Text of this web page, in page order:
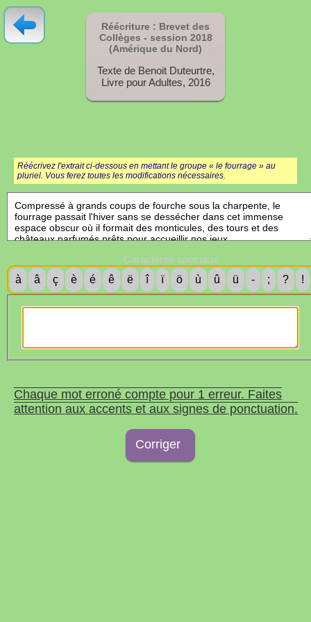
Réécriture : Brevet des
Collèges - session 2018
(Amérique du Nord)
Texte de Benoit Duteurtre,
Livre pour Adultes, 2016
Réécrivez l'extrait ci-dessous en mettant le groupe « le fourrage » au
pluriel. Vous ferez toutes les modifications nécessaires.
Caractères spéciaux
à
â ç è é ê ë î ï ö ù û ü - ; ? !
Chaque mot erroné compte pour 1 erreur. Faites
attention aux accents et aux signes de ponctuation.